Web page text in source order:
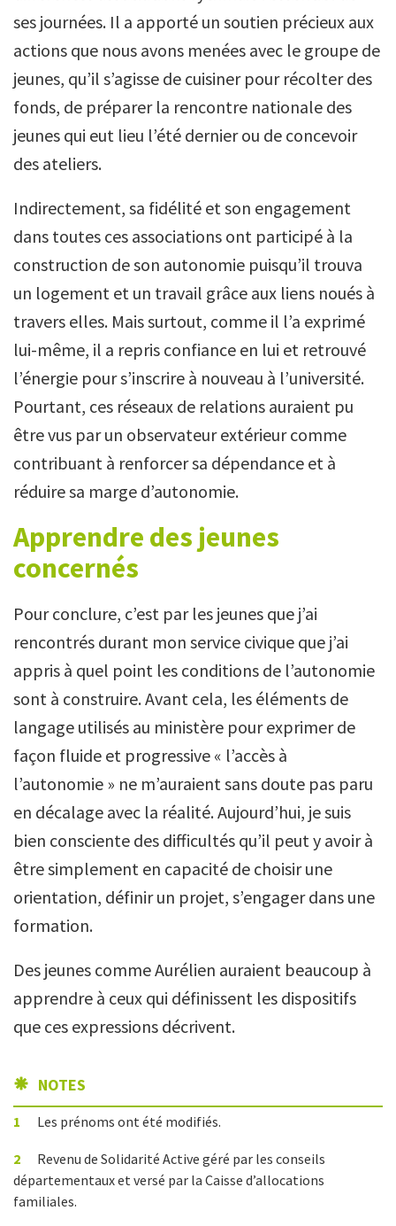
ses journées. Il a apporté un soutien précieux aux
actions que nous avons menées avec le groupe de
jeunes, qu’il s’agisse de cuisiner pour récolter des
fonds, de préparer la rencontre nationale des
jeunes qui eut lieu l’été dernier ou de concevoir
des ateliers.
Indirectement, sa fidélité et son engagement
dans toutes ces associations ont participé à la
construction de son autonomie puisqu’il trouva
un logement et un travail grâce aux liens noués à
travers elles. Mais surtout, comme il l’a exprimé
lui-même, il a repris confiance en lui et retrouvé
l’énergie pour s’inscrire à nouveau à l’université.
Pourtant, ces réseaux de relations auraient pu
être vus par un observateur extérieur comme
contribuant à renforcer sa dépendance et à
réduire sa marge d’autonomie.
Apprendre des jeunes
concernés
Pour conclure, c’est par les jeunes que j’ai
rencontrés durant mon service civique que j’ai
appris à quel point les conditions de l’autonomie
sont à construire. Avant cela, les éléments de
langage utilisés au ministère pour exprimer de
façon fluide et progressive « l’accès à
l’autonomie » ne m’auraient sans doute pas paru
en décalage avec la réalité. Aujourd’hui, je suis
bien consciente des difficultés qu’il peut y avoir à
être simplement en capacité de choisir une
orientation, définir un projet, s’engager dans une
formation.
Des jeunes comme Aurélien auraient beaucoup à
apprendre à ceux qui définissent les dispositifs
que ces expressions décrivent.
NOTES
1 Les prénoms ont été modifiés.
2
Revenu de Solidarité Active géré par les conseils
départementaux et versé par la Caisse d’allocations
familiales.